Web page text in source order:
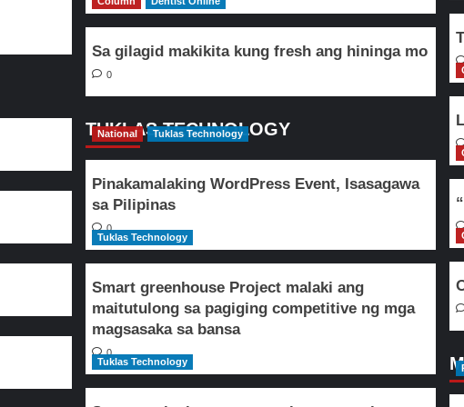
Sa gilagid makikita kung fresh ang hininga mo
0
TUKLAS TECHNOLOGY
National Tuklas Technology
Pinakamalaking WordPress Event, Isasagawa
sa Pilipinas
0
Tuklas Technology
Smart greenhouse Project malaki ang
maitutulong sa pagiging competitive ng mga
magsasaka sa bansa
0
Tuklas Technology